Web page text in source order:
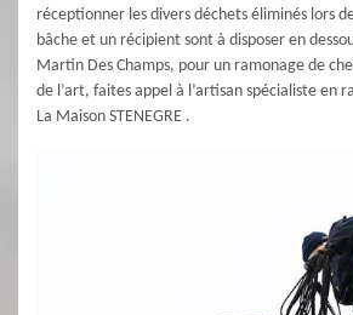
réceptionner les divers déchets éliminés lors
bâche et un récipient sont à disposer en
Martin Des Champs, pour un ramonage de
de l’art, faites appel à l’artisan spécialiste en
La Maison STENEGRE .